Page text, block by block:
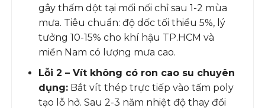
gây thấm dột tại mối nối chỉ sau 1-2 mùa
mưa. Tiêu chuẩn: độ dốc tối thiểu 5%, lý
tưởng 10-15% cho khí hậu TP.HCM và
miền Nam có lượng mưa cao.
Lỗi 2 – Vít không có ron cao su chuyên
dụng:Bắt vít thép trực tiếp vào tấm poly
tạo lỗ hở. Sau 2-3 năm nhiệt độ thay đổi